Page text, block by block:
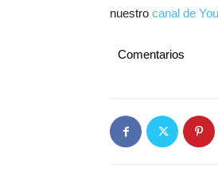
nuestro canal de
Comentarios